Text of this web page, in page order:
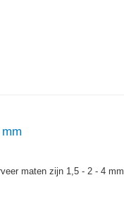
maten zijn 1,5 - 2 - 4 mm